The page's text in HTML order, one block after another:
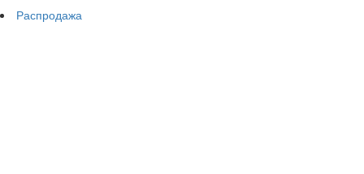
Распродажа